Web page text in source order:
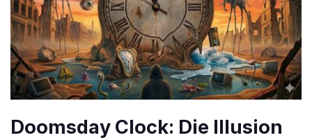
Doomsday Clock: Die Illusion